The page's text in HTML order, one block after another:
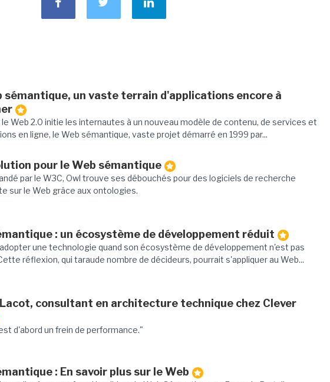
sémantique, un vaste terrain d'applications encore à
le Web 2.0 initie les internautes à un nouveau modèle de contenu, de services et
en ligne, le Web sémantique, vaste projet démarré en 1999 par...
pour le Web sémantique
par le W3C, Owl trouve ses débouchés pour des logiciels de recherche
sur le Web grâce aux ontologies.
: un écosystème de développement réduit
une technologie quand son écosystème de développement n'est pas
réflexion, qui taraude nombre de décideurs, pourrait s'appliquer au Web...
consultant en architecture technique chez Clever
d'abord un frein de performance."
: En savoir plus sur le Web